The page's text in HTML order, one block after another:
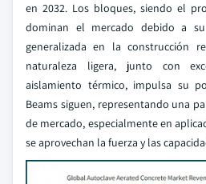
en 2032. Los bloques, siendo el
dominan el mercado debido a
generalizada en la construcción
naturaleza ligera, junto con
aislamiento térmico, impulsa su
Beams siguen, representando una
de mercado, especialmente en
se aprovechan la fuerza y las